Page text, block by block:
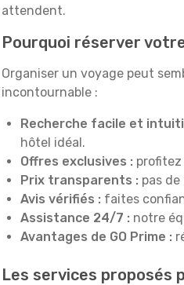
attendent.
Pourquoi réserver
Organiser un voyage peut
incontournable :
Recherche facile et
hôtel idéal.
Offres exclusives : profitez
Prix transparents : pas
Avis vérifiés : faites
Assistance 24/7 : notre
Avantages de GO Prime :
Les services proposés